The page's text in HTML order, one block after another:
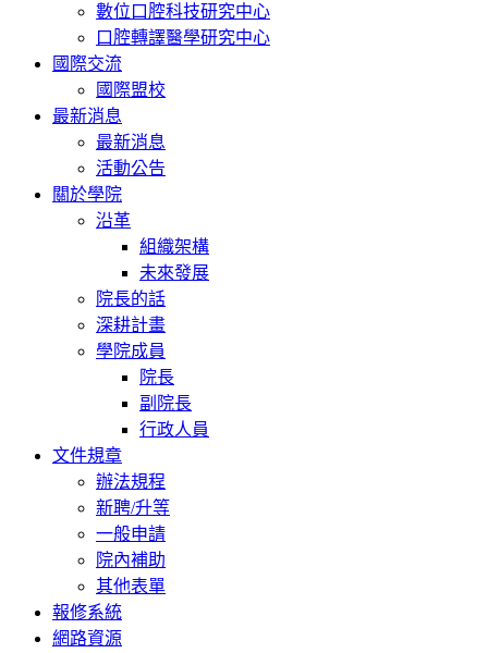
數位口腔科技研究中心
口腔轉譯醫學研究中心
國際交流
國際盟校
最新消息
最新消息
活動公告
關於學院
沿革
組織架構
未來發展
院長的話
深耕計畫
學院成員
院長
副院長
行政人員
文件規章
辦法規程
新聘/升等
一般申請
院內補助
其他表單
報修系統
網路資源